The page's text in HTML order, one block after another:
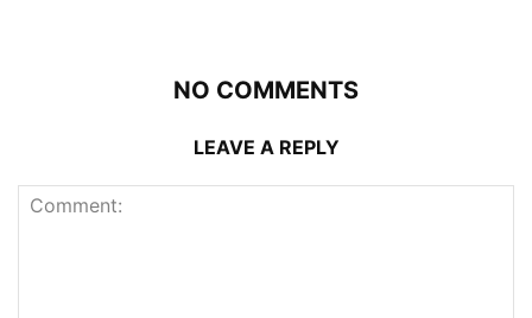
NO COMMENTS
LEAVE A REPLY